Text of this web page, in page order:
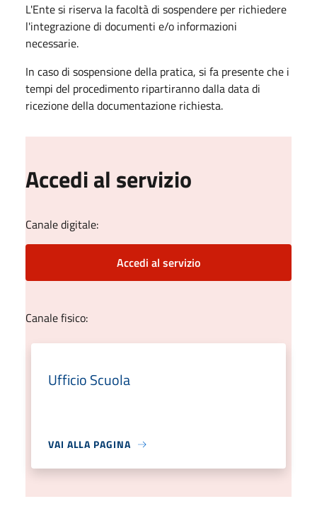
L'Ente si riserva la facoltà di sospendere per richiedere
l'integrazione di documenti e/o informazioni
necessarie.
In caso di sospensione della pratica, si fa presente che i
tempi del procedimento ripartiranno dalla data di
ricezione della documentazione richiesta.
Accedi al servizio
Canale digitale:
Accedi al servizio
Canale fisico:
Ufficio Scuola
VAI ALLA PAGINA